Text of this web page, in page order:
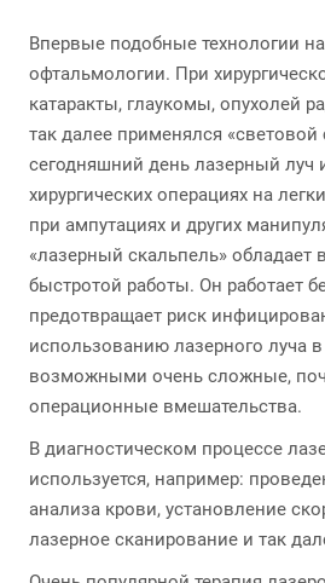
Впервые подобные технологии
офтальмологии. При
катаракты, глаукомы, опухолей
так далее применялся «световой
сегодняшний день лазерный луч
хирургических операциях на
при ампутациях и других
«лазерный скальпель» обладает
быстротой работы. Он работает
предотвращает риск
использованию лазерного луча в
возможными очень сложные,
операционные вмешательства.
В диагностическом процессе
используется, например:
анализа крови, установление
лазерное сканирование и так